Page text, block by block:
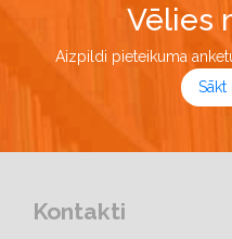
Vēlies
Aizpildi pieteikuma
Sākt
Kontakti